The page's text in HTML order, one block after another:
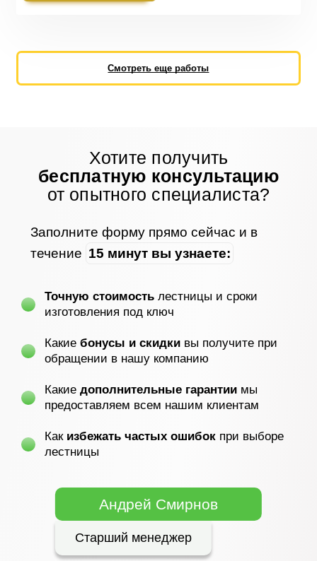
Смотреть еще работы
Хотите получить
бесплатную консультацию
от опытного специалиста?
Заполните форму прямо сейчас и в
течение 15 минут вы узнаете:
Точную стоимость лестницы и сроки
изготовления под ключ
Какие бонусы и скидки вы получите при
обращении в нашу компанию
Какие дополнительные гарантии мы
предоставляем всем нашим клиентам
Какизбежать частых ошибок при выборе
лестницы
Андрей Смирнов
Старший менеджер